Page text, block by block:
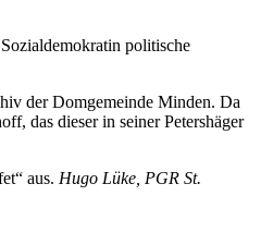
politische
der Domgemeinde Minden. Da
das dieser in seiner Petershäger
aus. Hugo Lüke, PGR St.